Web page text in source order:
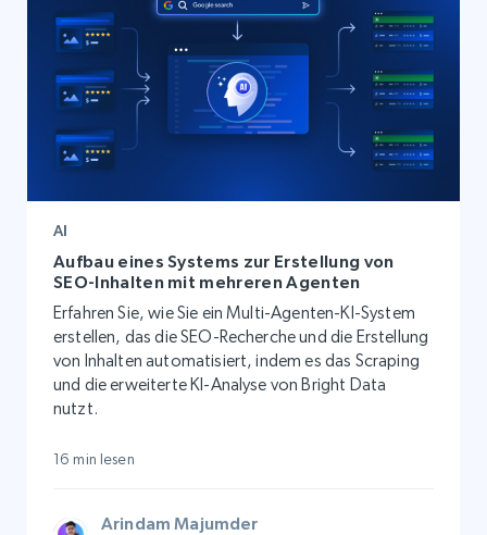
AI
Aufbau eines Systems zur Erstellung von
SEO-Inhalten mit mehreren Agenten
Erfahren Sie, wie Sie ein Multi-Agenten-KI-System
erstellen, das die SEO-Recherche und die Erstellung
von Inhalten automatisiert, indem es das Scraping
und die erweiterte KI-Analyse von Bright Data
nutzt.
16 min lesen
Arindam Majumder